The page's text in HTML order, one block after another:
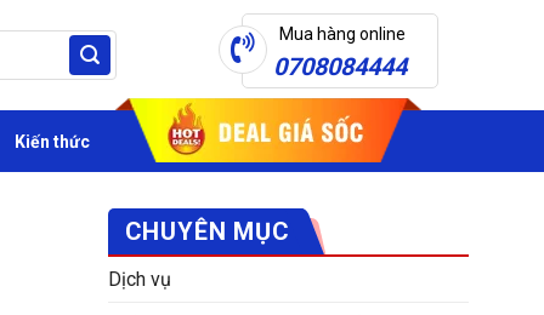
Mua hàng online
0708084444
Kiến thức
CHUYÊN MỤC
Dịch vụ